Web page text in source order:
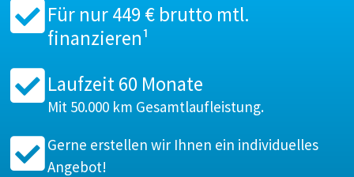
Für nur 449 € brutto mtl.
finanzieren¹
Laufzeit 60 Monate
Mit 50.000 km Gesamtlaufleistung.
Gerne erstellen wir Ihnen ein individuelles
Angebot!